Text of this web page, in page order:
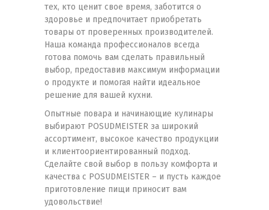
тех, кто ценит свое время, заботится о
здоровье и предпочитает приобретать
товары от проверенных производителей.
Наша команда профессионалов всегда
готова помочь вам сделать правильный
выбор, предоставив максимум информации
о продукте и помогая найти идеальное
решение для вашей кухни.
Опытные повара и начинающие кулинары
выбирают POSUDMEISTER за широкий
ассортимент, высокое качество продукции
и клиентоориентированный подход.
Сделайте свой выбор в пользу комфорта и
качества с POSUDMEISTER – и пусть каждое
приготовление пищи приносит вам
удовольствие!